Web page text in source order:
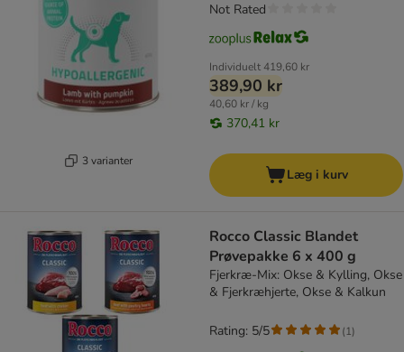
3 varianter
Individuelt419,60 kr
389,90 kr
40,60 kr / kg
370,41 kr
Not Rated
Læg i kurv
Rocco Classic Blandet
Prøvepakke 6 x 400 g
Fjerkræ-Mix: Okse & Kylling, Okse
& Fjerkræhjerte, Okse & Kalkun
Rating: 5/5 (1)